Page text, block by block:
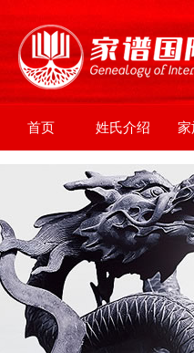
首页 姓氏介绍 家